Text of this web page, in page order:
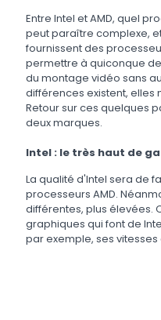
Entre Intel et AMD, quel
peut paraître complexe,
fournissent des
permettre à quiconque
du montage vidéo sans
différences existent, elles
Retour sur ces quelques
deux marques.
Intel : le très haut de
La qualité d'Intel sera de
processeurs AMD.
différentes, plus élevées.
graphiques qui font de
par exemple, ses